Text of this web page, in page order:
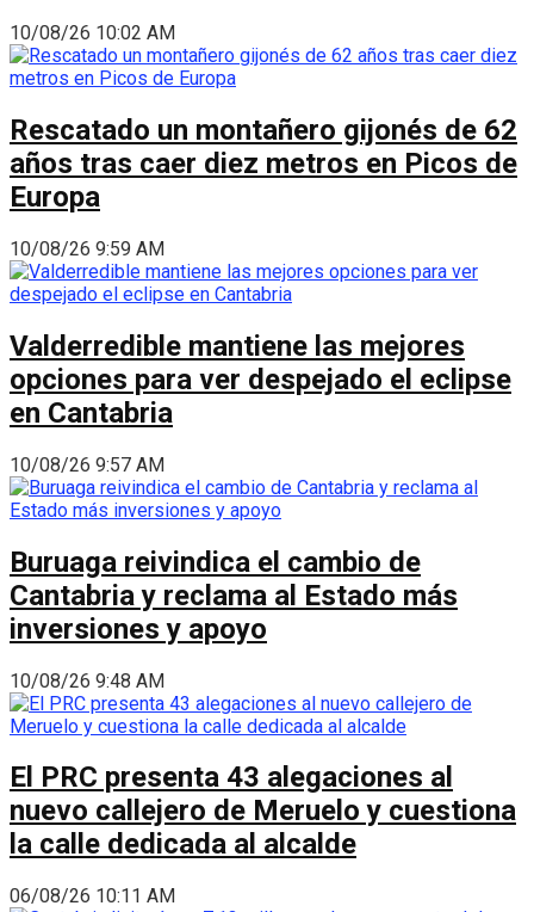
10/08/26 10:02 AM
Rescatado un montañero gijonés de 62
años tras caer diez metros en Picos de
Europa
10/08/26 9:59 AM
Valderredible mantiene las mejores
opciones para ver despejado el eclipse
en Cantabria
10/08/26 9:57 AM
Buruaga reivindica el cambio de
Cantabria y reclama al Estado más
inversiones y apoyo
10/08/26 9:48 AM
El PRC presenta 43 alegaciones al
nuevo callejero de Meruelo y cuestiona
la calle dedicada al alcalde
06/08/26 10:11 AM